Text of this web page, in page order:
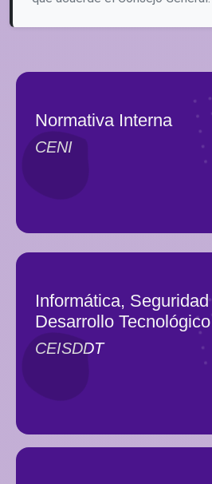
Normativa Interna
CENI
Informática,
Desarrollo Tecnológico
CEISDDT